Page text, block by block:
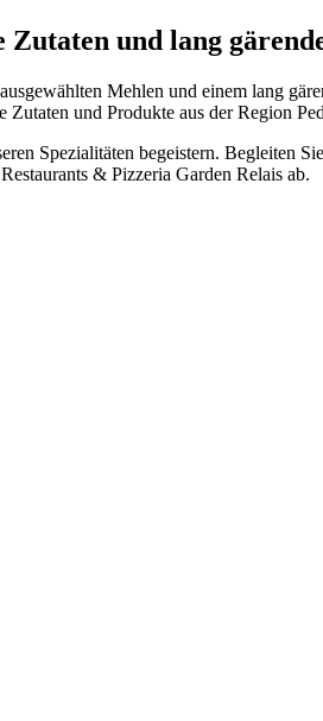
und lang
Mehlen und einem lang
und Produkte aus der Region
Spezialitäten begeistern. Begleiten
& Pizzeria Garden Relais ab.